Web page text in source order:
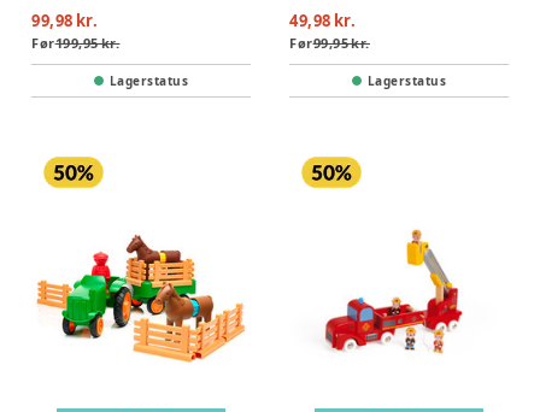
99,98 kr.
Før199,95 kr.
Lagerstatus
49,98 kr.
Før99,95 kr.
Lagerstatus